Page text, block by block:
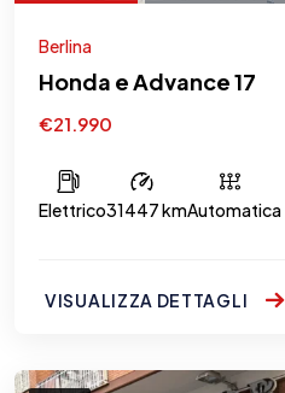
Berlina
Honda e Advance 17
€21.990
Elettrico31447 kmAutomatica
VISUALIZZA DETTAGLI